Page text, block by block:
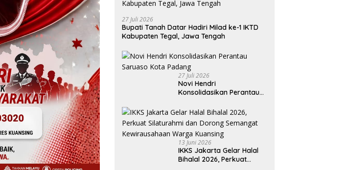
27 Juli 2026
Bupati Tanah Datar Hadiri Milad ke-1 IKTD
Kabupaten Tegal, Jawa Tengah
27 Juli 2026
Novi Hendri
Konsolidasikan Perantau
13 Juni 2026
IKKS Jakarta Gelar Halal
Bihalal 2026, Perkuat